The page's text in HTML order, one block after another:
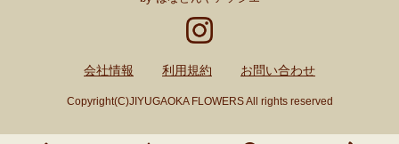
会社情報 利用規約 お問い合わせ
Copyright(C)JIYUGAOKA FLOWERS All rights reserved